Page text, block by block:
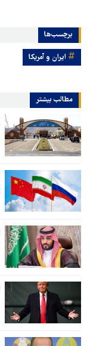
برچسب‌ها
ایران و آمریکا
مطالب بیشتر